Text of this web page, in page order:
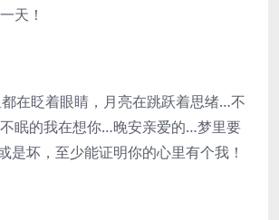
天！
在眨着眼睛，月亮在跳跃着思绪…不
眠的我在想你…晚安亲爱的…梦里要
是坏，至少能证明你的心里有个我！